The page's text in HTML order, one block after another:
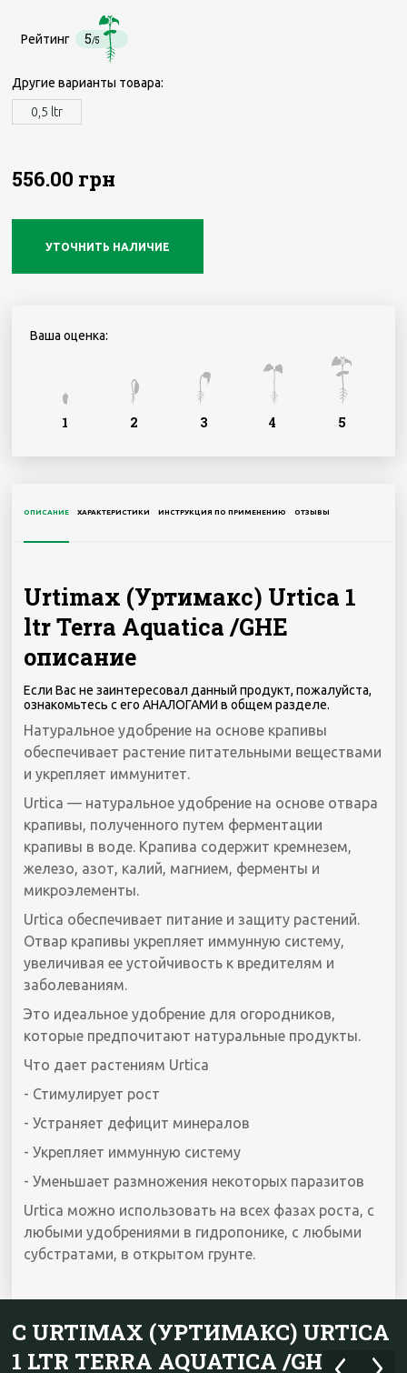
Рейтинг 5/5
Другие варианты товара:
0,5 ltr
556.00 грн
УТОЧНИТЬ НАЛИЧИЕ
Ваша оценка:
5
4
3
2
1
ОПИСАНИЕ ХАРАКТЕРИСТИКИ ИНСТРУКЦИЯ ПО ПРИМЕНЕНИЮ ОТЗЫВЫ
Urtimax (Уртимакс) Urtica 1
ltr Terra Aquatica /GHE
описание
Если Вас не заинтересовал данный продукт, пожалуйста,
ознакомьтесь с его АНАЛОГАМИ в общем разделе.
Натуральное удобрение на основе крапивы
обеспечивает растение питательными веществами
и укрепляет иммунитет.
Urtica — натуральное удобрение на основе отвара
крапивы, полученного путем ферментации
крапивы в воде. Крапива содержит кремнезем,
железо, азот, калий, магнием, ферменты и
микроэлементы.
Urtica обеспечивает питание и защиту растений.
Отвар крапивы укрепляет иммунную систему,
увеличивая ее устойчивость к вредителям и
заболеваниям.
Это идеальное удобрение для огородников,
которые предпочитают натуральные продукты.
Что дает растениям Urtica
- Стимулирует рост
- Устраняет дефицит минералов
- Укрепляет иммунную систему
- Уменьшает размножения некоторых паразитов
Urtica можно использовать на всех фазах роста, с
любыми удобрениями в гидропонике, с любыми
субстратами, в открытом грунте.
С URTIMAX (УРТИМАКС) URTICA
1 LTR TERRA AQUATICA /GHE